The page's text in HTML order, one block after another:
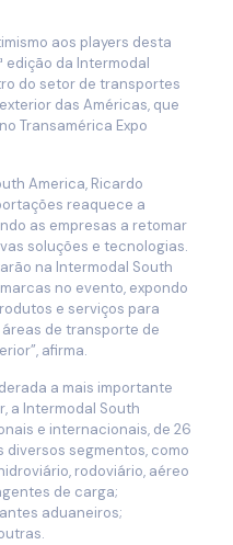
aos players desta
edição da Intermodal
do setor de transportes
das Américas, que
Transamérica Expo
America, Ricardo
reaquece a
as empresas a retomar
soluções e tecnologias.
na Intermodal South
no evento, expondo
e serviços para
de transporte de
afirma.
a mais importante
a Intermodal South
e internacionais, de 26
diversos segmentos, como
rodoviário, aéreo
de carga;
aduaneiros;